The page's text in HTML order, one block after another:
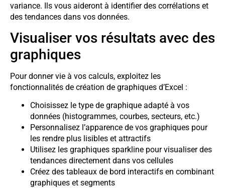
variance. Ils vous aideront à identifier des corrélations et
des tendances dans vos données.
Visualiser vos résultats avec des
graphiques
Pour donner vie à vos calculs, exploitez les
fonctionnalités de création de graphiques d’Excel :
Choisissez le type de graphique adapté à vos
données (histogrammes, courbes, secteurs, etc.)
Personnalisez l’apparence de vos graphiques pour
les rendre plus lisibles et attractifs
Utilisez les graphiques sparkline pour visualiser des
tendances directement dans vos cellules
Créez des tableaux de bord interactifs en combinant
graphiques et segments